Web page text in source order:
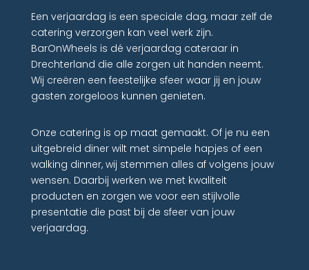
Een verjaardag is een speciale dag, maar zelf de
catering verzorgen kan veel werk zijn.
BarOnWheels is dé verjaardag cateraar in
Drechterland die alle zorgen uit handen neemt.
Wij creëren een feestelijke sfeer waar jij en jouw
gasten zorgeloos kunnen genieten.
Onze catering is op maat gemaakt. Of je nu een
uitgebreid diner wilt met simpele hapjes of een
walking dinner, wij stemmen alles af volgens jouw
wensen. Daarbij werken we met kwaliteit
producten en zorgen we voor een stijlvolle
presentatie die past bij de sfeer van jouw
verjaardag.